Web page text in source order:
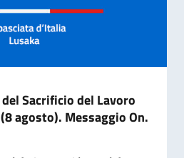
Sacrificio del Lavoro
agosto). Messaggio On.